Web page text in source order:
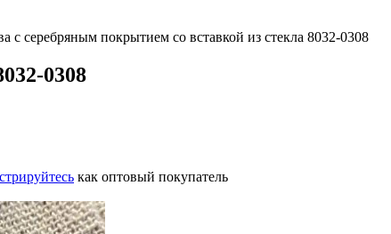
с серебряным покрытием cо вставкой из стекла 8032-0308
0308
как оптовый покупатель